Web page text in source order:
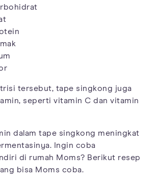
tersebut, tape singkong juga
seperti vitamin C dan vitamin
dalam tape singkong meningkat
Ingin coba
di rumah Moms? Berikut resep
bisa Moms coba.